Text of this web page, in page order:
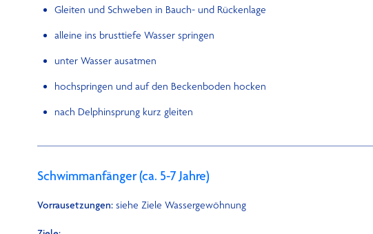
Gleiten und Schweben in Bauch- und Rückenlage
alleine ins brusttiefe Wasser springen
unter Wasser ausatmen
hochspringen und auf den Beckenboden hocken
nach Delphinsprung kurz gleiten
Schwimmanfänger (ca. 5-7 Jahre)
Vorrausetzungen:siehe Ziele Wassergewöhnung